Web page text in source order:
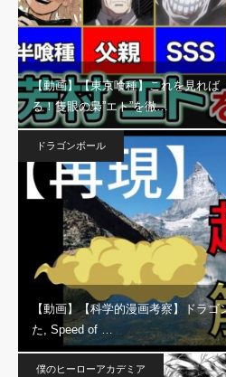
【動画】【東京喰種】これを見れば
る！隻眼の梟”エト”を徹…
ドラゴンボール
【動画】【科学的漫画考察】ドラ
た, Speed of …
僕のヒーローアカデミア